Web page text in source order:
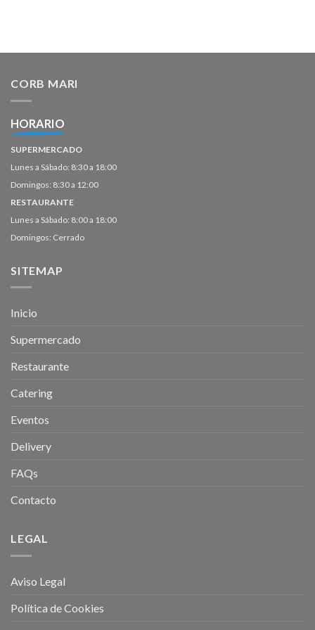
CORB MARI
HORARIO
SUPERMERCADO
Lunes a Sábado: 8:30 a 18:00
Domingos: 8:30 a 12:00
RESTAURANTE
Lunes a Sábado: 8:00 a 18:00
Domingos: Cerrado
SITEMAP
Inicio
Supermercado
Restaurante
Catering
Eventos
Delivery
FAQs
Contacto
LEGAL
Aviso Legal
Política de Cookies